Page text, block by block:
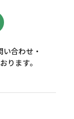
合わせ・
ります。